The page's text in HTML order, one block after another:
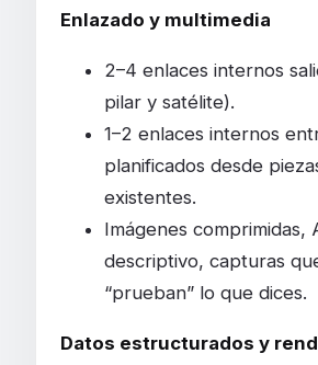
Enlazado y multimedia
2–4 enlaces internos
pilar y satélite).
1–2 enlaces internos
planificados desde
existentes.
Imágenes comprimidas,
descriptivo, capturas
“prueban” lo que dices.
Datos estructurados y